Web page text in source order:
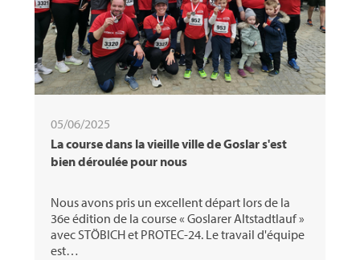
05/06/2025
La course dans la vieille ville de Goslar s'est
bien déroulée pour nous
Nous avons pris un excellent départ lors de la
36e édition de la course « Goslarer Altstadtlauf »
avec STÖBICH et PROTEC-24. Le travail d'équipe
est…